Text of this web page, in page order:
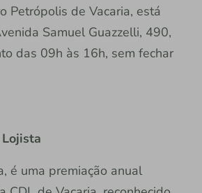
Petrópolis de Vacaria, está
Samuel Guazzelli, 490,
das 09h às 16h, sem fechar
é uma premiação anual